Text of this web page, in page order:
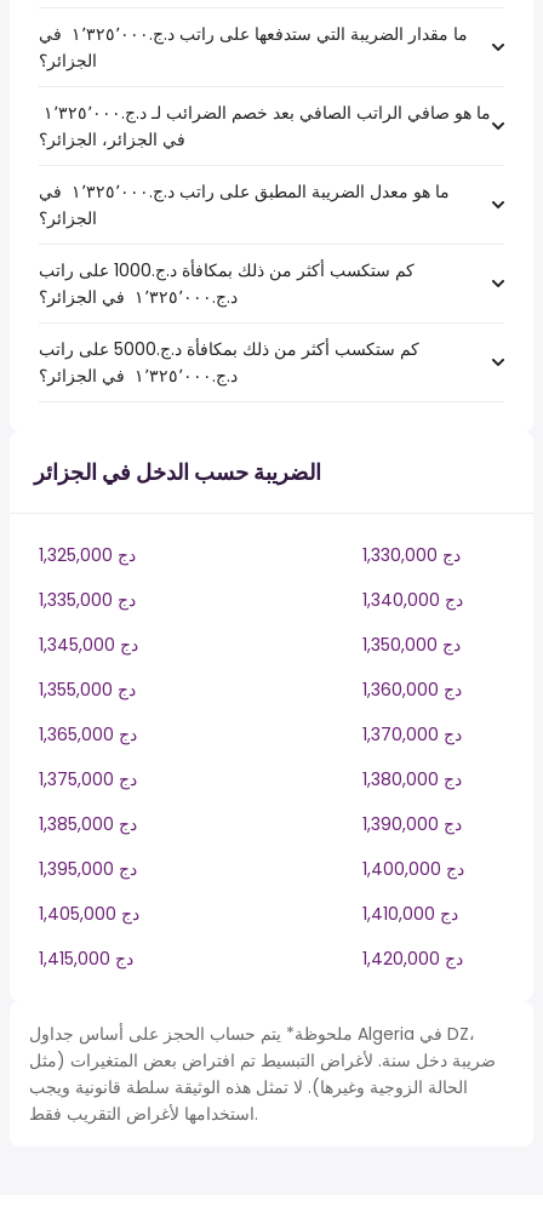
ما مقدار الضريبة التي ستدفعها على راتب د.ج.‏١٬٣٢٥٬٠٠٠ ‏ في
الجزائر؟
في الجزائر، الجزائر؟
ما هو معدل الضريبة المطبق على راتب د.ج.‏١٬٣٢٥٬٠٠٠ ‏ في
الجزائر؟
كم ستكسب أكثر من ذلك بمكافأة د.ج.1000 على راتب
د.ج.‏١٬٣٢٥٬٠٠٠ ‏ في الجزائر؟
كم ستكسب أكثر من ذلك بمكافأة د.ج.5000 على راتب
د.ج.‏١٬٣٢٥٬٠٠٠ ‏ في الجزائر؟
الضريبة حسب الدخل في الجزائر
1,325,000 دج
1,330,000 دج
1,335,000 دج
1,340,000 دج
1,345,000 دج
1,350,000 دج
1,355,000 دج
1,360,000 دج
1,365,000 دج
1,370,000 دج
1,375,000 دج
1,380,000 دج
1,385,000 دج
1,390,000 دج
1,395,000 دج
1,400,000 دج
1,405,000 دج
1,410,000 دج
1,415,000 دج
1,420,000 دج
ملحوظة* يتم حساب الحجز على أساس جداول Algeria في DZ،
ضريبة دخل سنة. لأغراض التبسيط تم افتراض بعض المتغيرات (مثل
الحالة الزوجية وغيرها). لا تمثل هذه الوثيقة سلطة قانونية ويجب
استخدامها لأغراض التقريب فقط.